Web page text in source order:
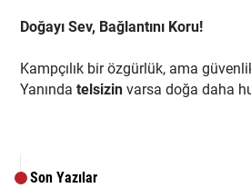
Son Yazılar
Doğayı Sev, Bağlantını Koru!
Kampçılık bir özgürlük, ama
Yanındatelsizin varsa doğa daha